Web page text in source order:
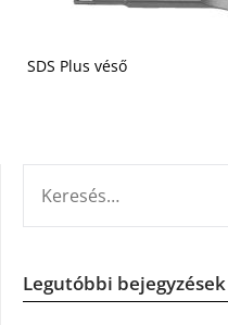
SDS Plus véső
Legutóbbi bejegyzések